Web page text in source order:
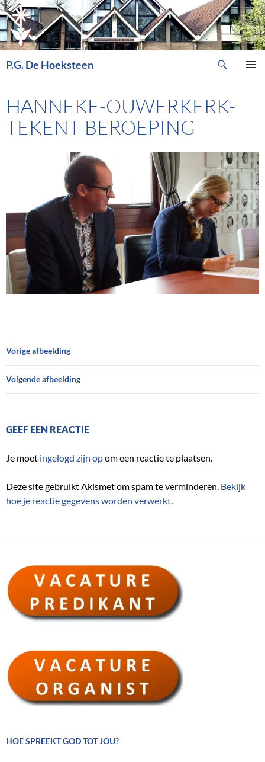
Ga
naar
de
inhoud
P.G. De Hoeksteen
HANNEKE-OUWERKERK-
TEKENT-BEROEPING
Vorige afbeelding
Volgende afbeelding
GEEF EEN REACTIE
Je moet ingelogd zijn opom een reactie te plaatsen.
Deze site gebruikt Akismet om spam te verminderen. Bekijk
hoe je reactie gegevens worden verwerkt.
HOE SPREEKT GOD TOT JOU?